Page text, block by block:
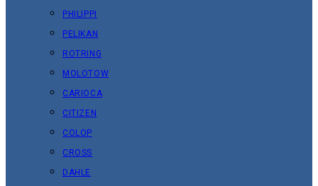
PHILIPPI
PELIKAN
ROTRING
MOLOTOW
CARIOCA
CITIZEN
COLOP
CROSS
DAHLE